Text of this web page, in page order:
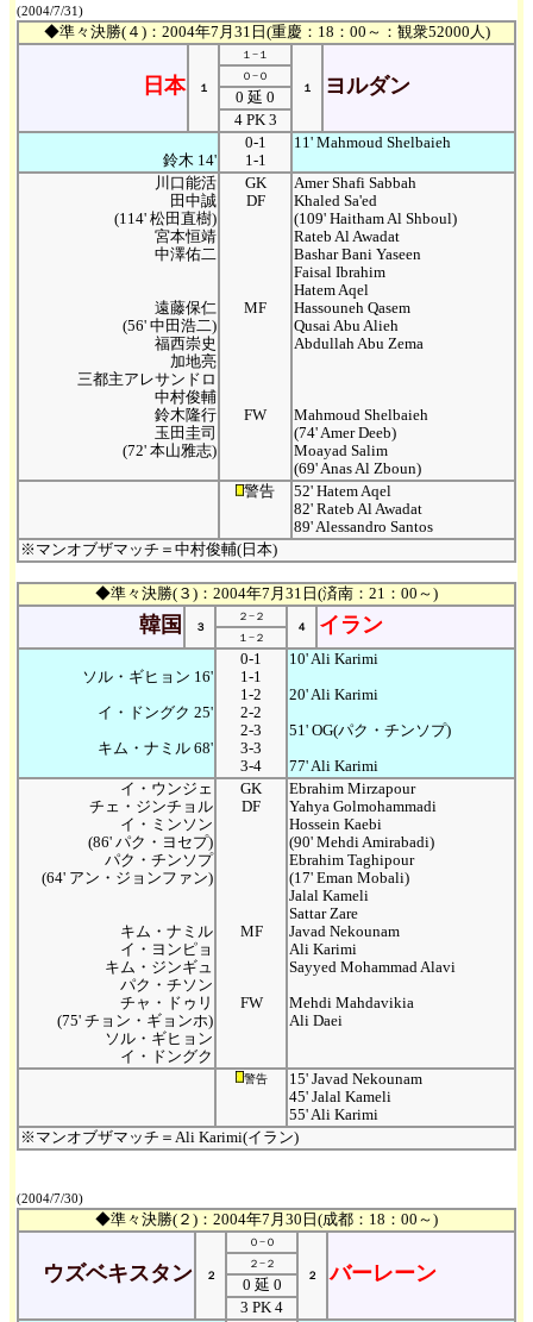
(2004/7/31)
◆準々決勝(４)：2004年7月31日(重慶：18：00～：観衆52000人)
日本 １
１−１
１ ヨルダン
０−０
0 延 0
4 PK 3
鈴木 14'
0-1
1-1
11' Mahmoud Shelbaieh
川口能活
田中誠
(114' 松田直樹)
宮本恒靖
中澤佑二
遠藤保仁
(56' 中田浩二)
福西崇史
加地亮
三都主アレサンドロ
中村俊輔
鈴木隆行
玉田圭司
(72' 本山雅志)
GK
DF
MF
FW
Amer Shafi Sabbah
Khaled Sa'ed
(109' Haitham Al Shboul)
Rateb Al Awadat
Bashar Bani Yaseen
Faisal Ibrahim
Hatem Aqel
Hassouneh Qasem
Qusai Abu Alieh
Abdullah Abu Zema
Mahmoud Shelbaieh
(74' Amer Deeb)
Moayad Salim
(69' Anas Al Zboun)
警告
52' Hatem Aqel
82' Rateb Al Awadat
89' Alessandro Santos
※マンオブザマッチ＝中村俊輔(日本)
◆準々決勝(３)：2004年7月31日(済南：21：00～)
韓国 ３
２−２
４
イラン
１−２
ソル・ギヒョン 16'
イ・ドングク 25'
キム・ナミル 68'
0-1
1-1
1-2
2-2
2-3
3-3
3-4
10' Ali Karimi
20' Ali Karimi
51' OG(パク・チンソプ)
77' Ali Karimi
イ・ウンジェ
チェ・ジンチョル
イ・ミンソン
(86' パク・ヨセプ)
パク・チンソプ
(64' アン・ジョンファン)
キム・ナミル
イ・ヨンピョ
キム・ジンギュ
パク・チソン
チャ・ドゥリ
(75' チョン・ギョンホ)
ソル・ギヒョン
イ・ドングク
GK
DF
MF
FW
Ebrahim Mirzapour
Yahya Golmohammadi
Hossein Kaebi
(90' Mehdi Amirabadi)
Ebrahim Taghipour
(17' Eman Mobali)
Jalal Kameli
Sattar Zare
Javad Nekounam
Ali Karimi
Sayyed Mohammad Alavi
Mehdi Mahdavikia
Ali Daei
警告
15' Javad Nekounam
45' Jalal Kameli
55' Ali Karimi
※マンオブザマッチ＝Ali Karimi(イラン)
(2004/7/30)
◆準々決勝(２)：2004年7月30日(成都：18：00～)
ウズベキスタン ２
０−０
２ バーレーン
２−２
0 延 0
3 PK 4